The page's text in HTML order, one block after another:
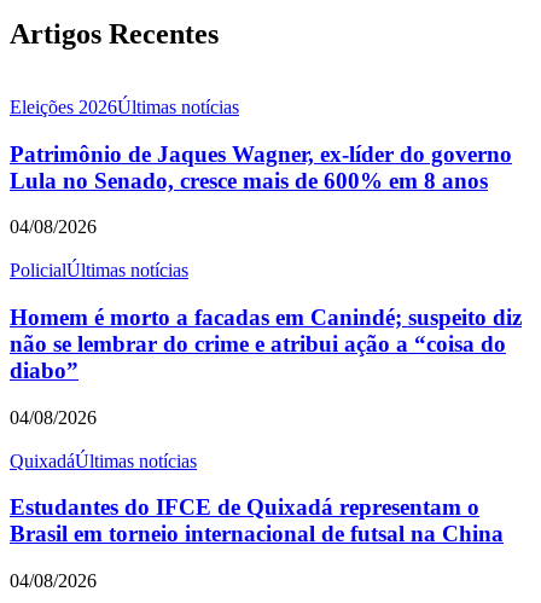
Artigos Recentes
Eleições 2026Últimas notícias
Patrimônio de Jaques Wagner, ex-líder do governo
Lula no Senado, cresce mais de 600% em 8 anos
04/08/2026
PolicialÚltimas notícias
Homem é morto a facadas em Canindé; suspeito diz
não se lembrar do crime e atribui ação a “coisa do
diabo”
04/08/2026
QuixadáÚltimas notícias
Estudantes do IFCE de Quixadá representam o
Brasil em torneio internacional de futsal na China
04/08/2026